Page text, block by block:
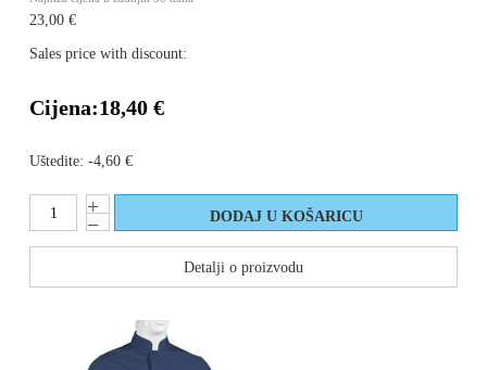
23,00 €
Sales price with discount:
Cijena:18,40 €
Uštedite: -4,60 €
Detalji o proizvodu